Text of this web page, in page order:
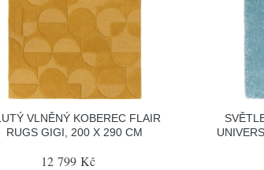
VLNĚNÝ KOBEREC FLAIR
RUGS GIGI, 200 X 290 CM
12 799 Kč